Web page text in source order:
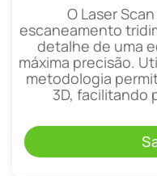
O Laser
escaneamento
detalhe de uma
máxima precisão.
metodologia
3D, facilitando